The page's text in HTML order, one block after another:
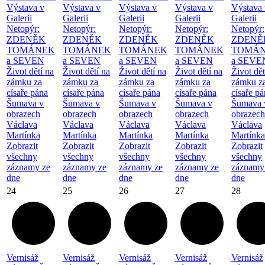
Výstava v
Galerii
Netopýr:
ZDENĚK
TOMÁNEK
a SEVEN
Život dětí na
zámku za
císaře pána
Šumava v
obrazech
Václava
Martínka
Zobrazit
všechny
záznamy ze
dne
Výstava v
Galerii
Netopýr:
ZDENĚK
TOMÁNEK
a SEVEN
Život dětí na
zámku za
císaře pána
Šumava v
obrazech
Václava
Martínka
Zobrazit
všechny
záznamy ze
dne
Výstava v
Galerii
Netopýr:
ZDENĚK
TOMÁNEK
a SEVEN
Život dětí na
zámku za
císaře pána
Šumava v
obrazech
Václava
Martínka
Zobrazit
všechny
záznamy ze
dne
Výstava v
Galerii
Netopýr:
ZDENĚK
TOMÁNEK
a SEVEN
Život dětí na
zámku za
císaře pána
Šumava v
obrazech
Václava
Martínka
Zobrazit
všechny
záznamy ze
dne
Výstava
Galerii
Netopýr:
a
Život
zámku
císaře
Šumava
obrazech
Václava
Martínka
Zobrazit
všechny
dne
24
Vernisáž
25
Vernisáž
26
Vernisáž
27
Vernisáž
28
Vernisáž